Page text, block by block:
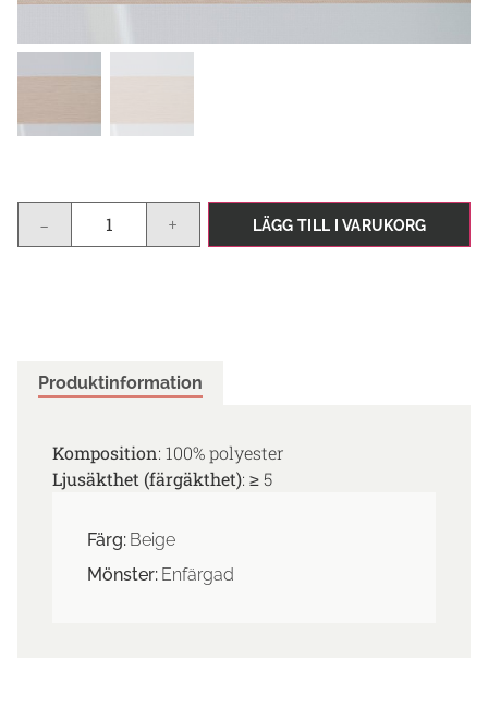
- + LÄGG TILL I VARUKORG
Produktinformation
Komposition: 100% polyester
Ljusäkthet (färgäkthet): ≥ 5
Färg: Beige
Mönster: Enfärgad